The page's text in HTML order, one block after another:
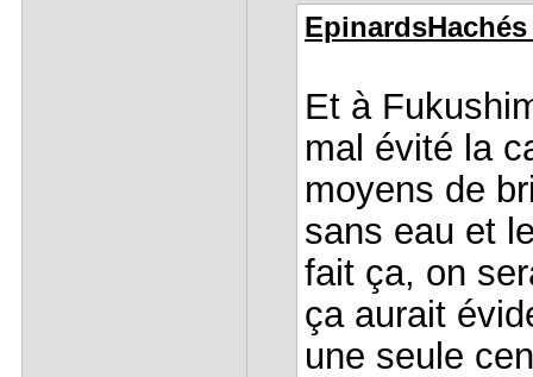
Et à
mal évité la
moyens de
sans eau et
fait ça, on
ça aurait
une seule